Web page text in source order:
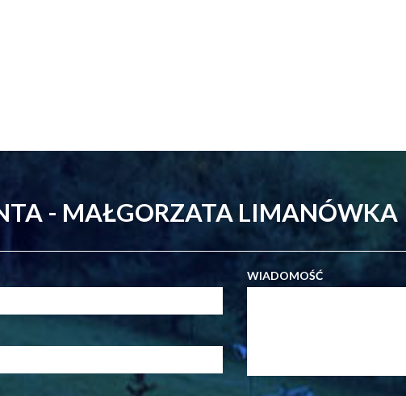
- MAŁGORZATA LIMANÓWKA
WIADOMOŚĆ